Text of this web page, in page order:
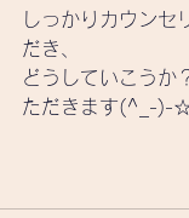
しっかりカウンセ
だき、
どうしていこうか
ただきます(^_-)-